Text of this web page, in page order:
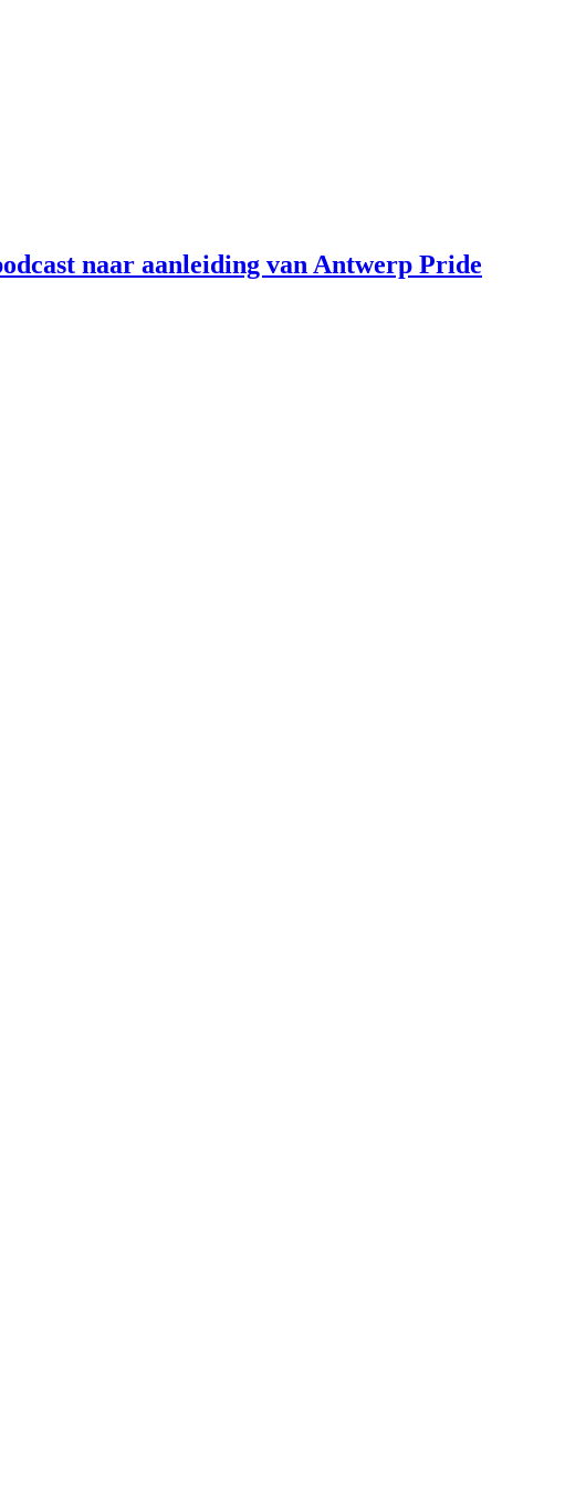
naar aanleiding van Antwerp Pride